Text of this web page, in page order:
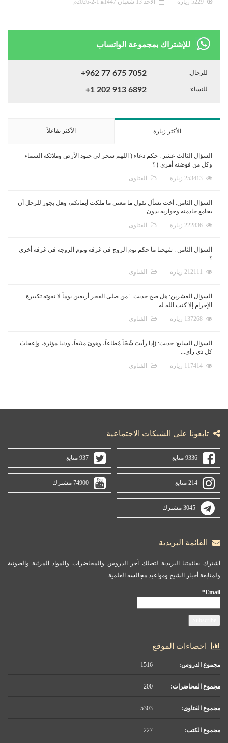
للإشتراك بمجموعة الواتساب
للرجال: +962 77 675 7052
للنساء: +1 202 913 6892
الأكثر زيارة الأكثر تفاعلاً
السؤال الثالث عشر : حكم دعاء ( اللهم سخر لي جنود الأرض وملائكة السماء
وكل من فوضته أمري ) ؟
الفتاوى
السؤال الثامن: أخت تسأل تقول ما معنى ما ملكت أيمانكم، وهل يجوز للرجل أن
يجامع خادمته وجواريه بدون...
الفتاوى
السؤال الثامن : شيخنا ما حكم نوم الزوج في غرفة ونوم الزوجة في غرفة أخرى
؟
الفتاوى
السؤال العشرين: هل صح حديث " من صلى الفجر أربعين يوماً لا تفوته تكبيرة
الإحرام إلا كتب الله له...
الفتاوى
السؤال السابع: حديث: (إذا رأيتَ شُحّاً مُطاعاً، وهوىً متبَعاً، ودنيا مؤثرة، وإعجابَ
كل ذي رأي...
الفتاوى
تابعونا على الشبكات الاجتماعية
9336 متابع 937 متابع
214 متابع 74900 مشترك
3045 مشترك
القائمة البريدية
اشترك بقائمتنا البريدية لتصلك آخر الدروس والمحاضرات والمواد المرئية والصوتية
ولمتابعة أخبار الشيخ ومواعيد مجالسه العلمية.
Email*
احصاءات الموقع
مجموع الدروس:
مجموع المحاضرات:
مجموع الفتاوى:
مجموع الكتب: